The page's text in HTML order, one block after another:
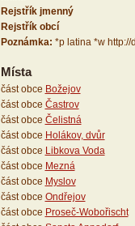
Rejstřík jmenný
Rejstřík obcí
Poznámka: *p latina *w http://
Místa
část obce Božejov
část obce Častrov
část obce Čelistná
část obce Holákov, dvůr
část obce Libkova Voda
část obce Mezná
část obce Myslov
část obce Ondřejov
část obce Proseč-Wobořischt